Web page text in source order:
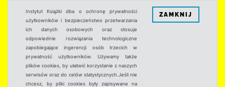
Instytut Książki dba o ochronę prywatności
użytkowników i bezpieczeństwo przetwarzania
ich danych osobowych oraz stosuje
odpowiednie rozwiązania technologiczne
zapobiegające ingerencji osób trzecich w
prywatność użytkowników. Używamy także
plików cookies, by ułatwić korzystanie z naszych
serwisów oraz do celów statystycznych.Jeśli nie
chcesz, by pliki cookies były zapisywane na
ZAMKNIJ